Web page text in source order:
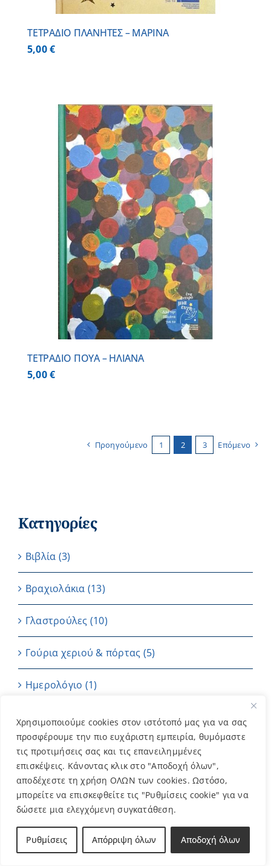
Χρησιμοποιούμε cookies στον ιστότοπό μας για να σας
προσφέρουμε την πιο ευχάριστη εμπειρία, θυμόμαστε
τις προτιμήσεις σας και τις επανειλημμένες
επισκέψεις. Κάνοντας κλικ στο "Αποδοχή όλων",
αποδέχεστε τη χρήση ΟΛΩΝ των cookies. Ωστόσο,
μπορείτε να επισκεφθείτε τις "Ρυθμίσεις cookie" για να
δώσετε μια ελεγχόμενη συγκατάθεση.
Ρυθμίσεις Απόρριψη όλων Αποδοχή όλων
ΤΕΤΡΑΔΙΟ ΠΛΑΝΗΤΕΣ – ΜΑΡΙΝΑ
5,00€
ΤΕΤΡΑΔΙΟ ΠΟΥΑ – ΗΛΙΑΝΑ
5,00€
Προηγούμενο 1 2 3 Επόμενο
Κατηγορίες
Βιβλία (3)
Βραχιολάκια (13)
Γλαστρούλες (10)
Γούρια χεριού & πόρτας (5)
Ημερολόγιο (1)
Καρτούλες(4)
Κεριά(7)
Μπαντάνες (2)
Μπομπονιέρες (202)
ΜΠΡΕΛΟΚ (11)